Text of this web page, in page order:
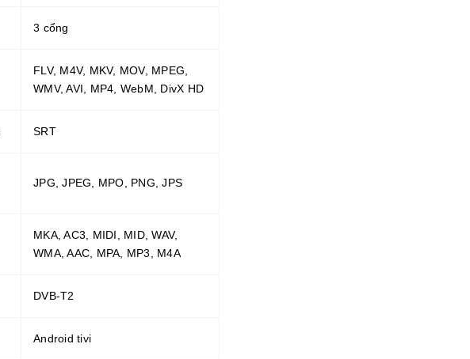
3 cổng
FLV, M4V, MKV, MOV, MPEG,
WMV, AVI, MP4, WebM, DivX HD
SRT
JPG, JPEG, MPO, PNG, JPS
MKA, AC3, MIDI, MID, WAV,
WMA, AAC, MPA, MP3, M4A
DVB-T2
Android tivi